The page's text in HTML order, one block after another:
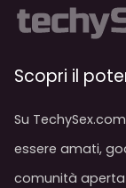
Scopri il
Su
essere amati,
comunità aperta